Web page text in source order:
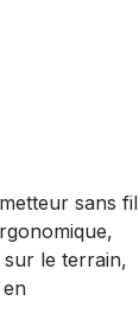
sans fil
le terrain,